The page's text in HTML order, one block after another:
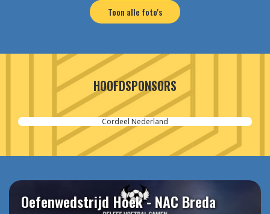
Toon alle foto's
HOOFDSPONSORS
Cordeel Nederland
Oefenwedstrijd Hoek - NAC Breda